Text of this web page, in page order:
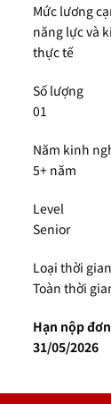
Mức lương
năng lực và
thực tế
Số lượng
01
Năm kinh
5+ năm
Level
Senior
Loại thời
Toàn thời
Hạn nộp
31/05/2026